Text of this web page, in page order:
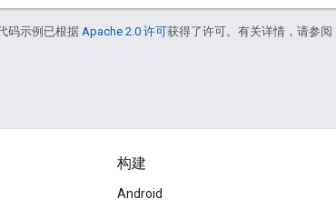
码示例已根据 Apache 2.0 许可获得了许可。有关详情，请参阅
构建
Android